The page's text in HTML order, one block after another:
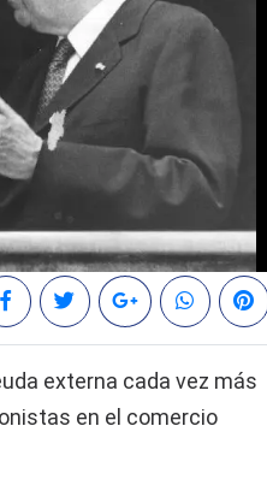
externa cada vez más
en el comercio